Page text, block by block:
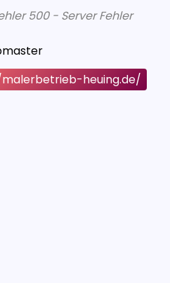
500 - Server Fehler
heuing.de/